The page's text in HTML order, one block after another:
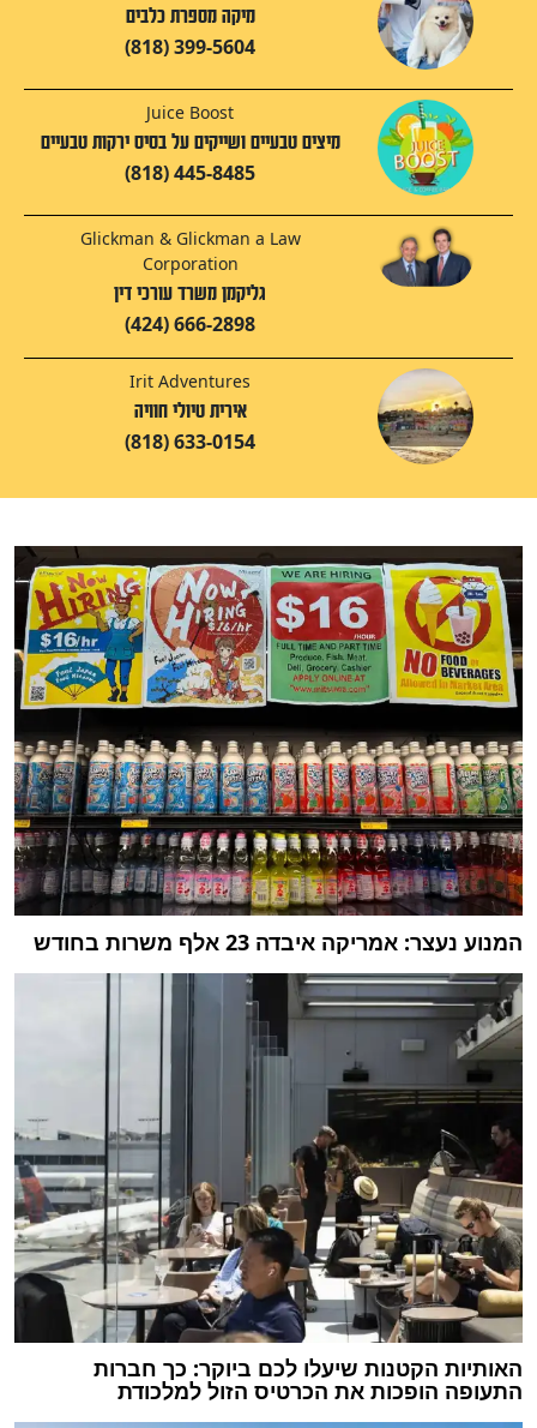
מיקה מספרת כלבים
(818) 399-5604
Juice Boost
מיצים טבעיים ושייקים על בסיס ירקות טבעיים
(818) 445-8485
Glickman & Glickman a Law
Corporation
גליקמן משרד עורכי דין
(424) 666-2898
Irit Adventures
אירית טיולי חוויה
(818) 633-0154
המנוע נעצר: אמריקה איבדה 23 אלף משרות בחודש
האותיות הקטנות שיעלו לכם ביוקר: כך חברות
התעופה הופכות את הכרטיס הזול למלכודת